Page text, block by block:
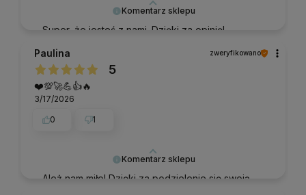
Komentarz sklepu
Super, że jesteś z nami. Dzięki za opinię!
Komentarz sklepu
Ależ nam miło! Dzięki za podzielenie się swoją
Paulina zweryfikowano
5
❤️💯🚀💪👍️🔥
3/17/2026
0
1